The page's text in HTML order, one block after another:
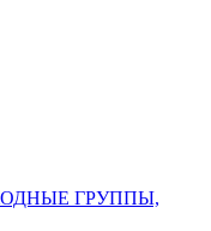
ГРУППЫ,